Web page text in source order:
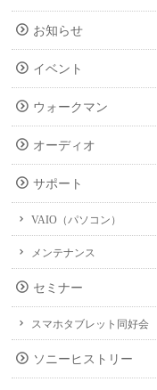
お知らせ
イベント
ウォークマン
オーディオ
サポート
VAIO（パソコン）
メンテナンス
セミナー
スマホタブレット同好会
ソニーヒストリー